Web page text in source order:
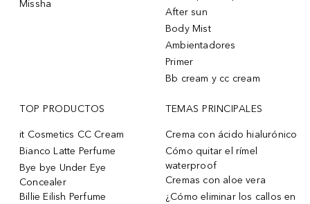
Missha
After sun
Body Mist
Ambientadores
Primer
Bb cream y cc cream
TOP PRODUCTOS
it Cosmetics CC Cream
Bianco Latte Perfume
Bye bye Under Eye
Concealer
Billie Eilish Perfume
TEMAS PRINCIPALES
Crema con ácido hialurónico
Cómo quitar el rímel
waterproof
Cremas con aloe vera
¿Cómo eliminar los callos en